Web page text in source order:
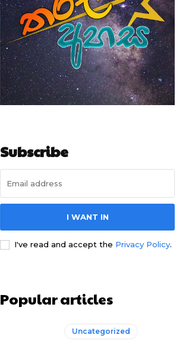
Subscribe
I WANT IN
I've read and accept the Privacy Policy.
Popular articles
Uncategorized